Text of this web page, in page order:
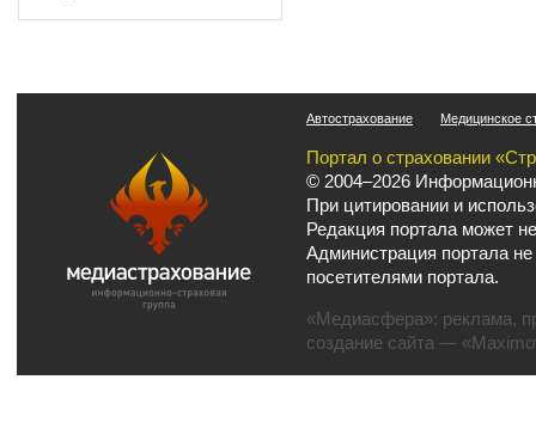
Автострахование Медицинское
Портал о страховании
© 2004–2026
При цитировании и
Редакция портала может
Администрация портала
посетителями портала.
«Медиасфера»: реклама,
создание сайта —